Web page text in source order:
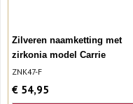
Zilveren naamketting met
zirkonia model Carrie
ZNK47-F
€ 54,95